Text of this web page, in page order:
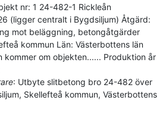
nr: 1 24-482-1 Rickleån
(ligger centralt i Bygdsiljum) Åtgärd:
mot beläggning, betongåtgärder
kommun Län: Västerbottens län
kommer om objekten...... Produktion år
: Utbyte slitbetong bro 24-482 över
Skellefteå kommun, Västerbottens